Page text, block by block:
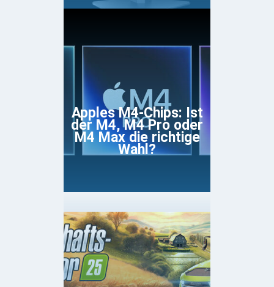
Apples M4-Chips: Ist
der M4, M4 Pro oder
M4 Max die richtige
Wahl?